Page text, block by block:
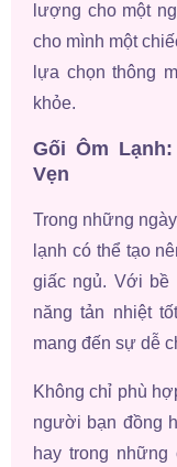
lượng cho một
cho mình một
lựa chọn thông
khỏe.
Gối Ôm
Vẹn
Trong những
lạnh có thể tạo
giấc ngủ. Với bề
năng tản nhiệt
mang đến sự dễ
Không chỉ phù
người bạn đồng
hay trong